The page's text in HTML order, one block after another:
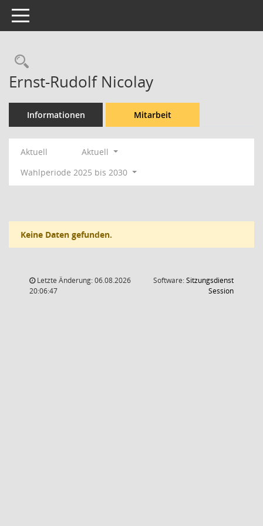
Toggle navigation
Rechercheauswahl
Ernst-Rudolf Nicolay
Informationen Mitarbeit
Aktuell
Aktuell
Wahlperiode 2025 bis 2030
Keine Daten gefunden.
Letzte Änderung: 06.08.2026
20:06:47
Software:Sitzungsdienst
Session(Wird in